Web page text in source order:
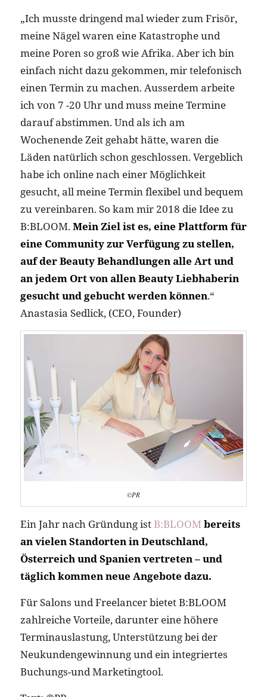
„Ich musste dringend mal wieder zum Frisör,
meine Nägel waren eine Katastrophe und
meine Poren so groß wie Afrika. Aber ich bin
einfach nicht dazu gekommen, mir telefonisch
einen Termin zu machen. Ausserdem arbeite
ich von 7 -20 Uhr und muss meine Termine
darauf abstimmen. Und als ich am
Wochenende Zeit gehabt hätte, waren die
Läden natürlich schon geschlossen. Vergeblich
habe ich online nach einer Möglichkeit
gesucht, all meine Termin flexibel und bequem
zu vereinbaren. So kam mir 2018 die Idee zu
B:BLOOM. Mein Ziel ist es, eine Plattform für
eine Community zur Verfügung zu stellen,
auf der Beauty Behandlungen alle Art und
an jedem Ort von allen Beauty Liebhaberin
gesucht und gebucht werden können.“
Anastasia Sedlick, (CEO, Founder)
©PR
Ein Jahr nach Gründung istB:BLOOM bereits
an vielen Standorten in Deutschland,
Österreich und Spanien vertreten – und
täglich kommen neue Angebote dazu.
Für Salons und Freelancer bietet B:BLOOM
zahlreiche Vorteile, darunter eine höhere
Terminauslastung, Unterstützung bei der
Neukundengewinnung und ein integriertes
Buchungs-und Marketingtool.